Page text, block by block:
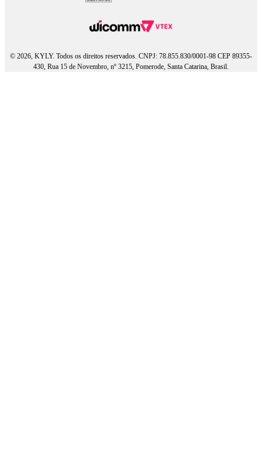
© 2026, KYLY. Todos os direitos reservados. CNPJ: 78.855.830/0001-98 CEP 89355-
430, Rua 15 de Novembro, nº 3215, Pomerode, Santa Catarina, Brasil.